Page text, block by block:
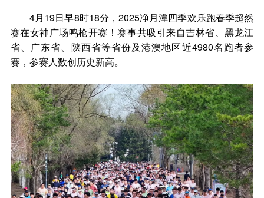
4月19日早8时18分，2025净月潭四季欢乐跑春季超然
赛在女神广场鸣枪开赛！赛事共吸引来自吉林省、黑龙江
省、广东省、陕西省等省份及港澳地区近4980名跑者参
赛，参赛人数创历史新高。